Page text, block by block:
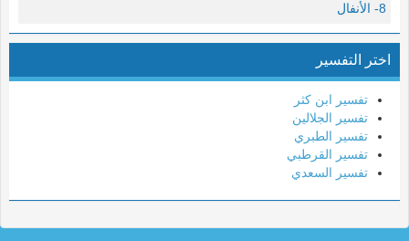
8- الأنفال
9- التوبة
10- يونس
12- يوسف
14- إبراهيم
15- الحجر
16- النحل
اختر التفسير
تفسير ابن كثر
تفسير الجلالين
تفسير الطبري
تفسير القرطبي
تفسير السعدي